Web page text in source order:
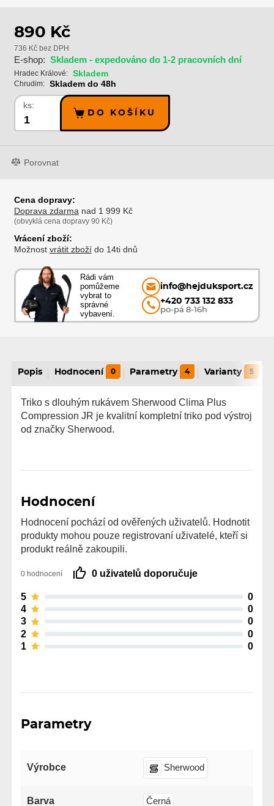
890 Kč
736 Kč bez DPH
E-shop: Skladem - expedováno do 1-2 pracovních dní
Hradec Králové: Skladem
Chrudim: Skladem do 48h
ks:
DO KOŠÍKU
Porovnat
Cena dopravy:
Doprava zdarma nad 1 999 Kč
(obvyklá cena dopravy 90 Kč)
Vrácení zboží:
Možnost vrátit zbožído 14ti dnů
Rádi vám
pomůžeme
vybrat to
správné
vybavení.
info@hejduksport.cz
+420 733 132 833
po-pá 8-16h
Popis Hodnocení 0 Parametry 4 Varianty 5
Triko s dlouhým rukávem Sherwood Clima Plus
Compression JR je kvalitní kompletní triko pod výstroj
od značky Sherwood.
Hodnocení
Hodnocení pochází od ověřených uživatelů. Hodnotit
produkty mohou pouze registrovaní uživatelé, kteří si
produkt reálně zakoupili.
0 hodnocení 0 uživatelů doporučuje
5
0
4
0
3
0
2
0
1
0
Parametry
Výrobce Sherwood
Barva Černá